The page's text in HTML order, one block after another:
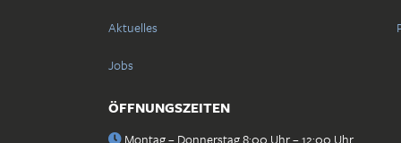
Aktuelles
Jobs
ÖFFNUNGSZEITEN
Montag – Donnerstag 8:00 Uhr – 12:00 Uhr